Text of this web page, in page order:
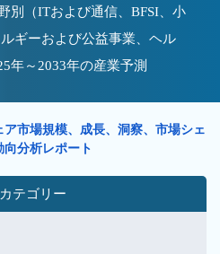
別（ITおよび通信、BFSI、小
ギーおよび公益事業、ヘル
年～2033年の産業予測
ア市場規模、成長、洞察、市場シェ
向分析レポート
テゴリー